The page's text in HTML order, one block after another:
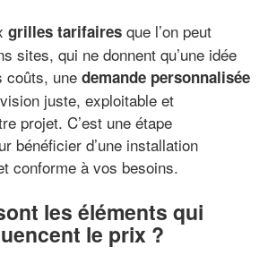
grilles tarifaires que l’on peut
sites, qui ne donnent qu’une idée
coûts, une demande personnalisée
juste, exploitable et
projet. C’est une étape
bénéficier d’une installation
conforme à vos besoins.
les éléments qui
le prix ?